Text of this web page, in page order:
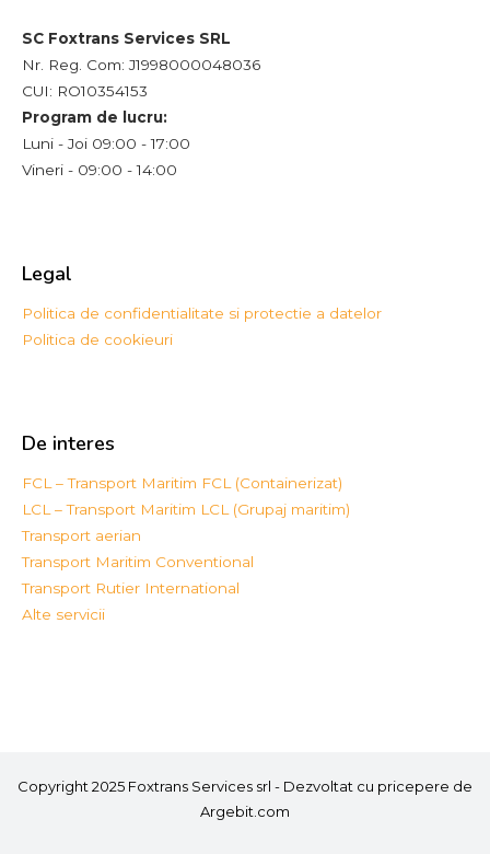
SC Foxtrans Services SRL
Nr. Reg. Com: J1998000048036
CUI: RO10354153
Program de lucru:
Luni - Joi 09:00 - 17:00
Vineri - 09:00 - 14:00
Legal
Politica de confidentialitate si protectie a datelor
Politica de cookieuri
De interes
FCL – Transport Maritim FCL (Containerizat)
LCL – Transport Maritim LCL (Grupaj maritim)
Transport aerian
Transport Maritim Conventional
Transport Rutier International
Alte servicii
Copyright 2025 Foxtrans Services srl - Dezvoltat cu pricepere de
Argebit.com